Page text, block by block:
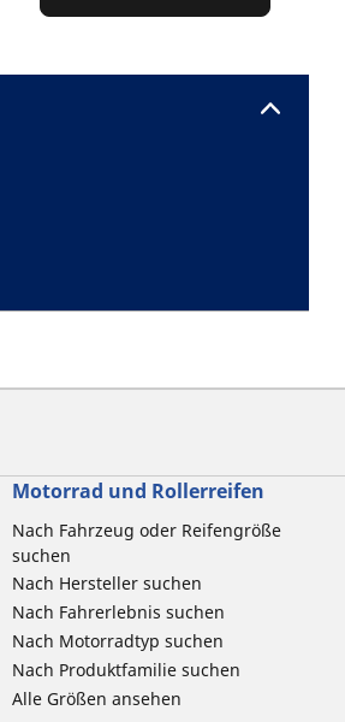
Motorrad und Rollerreifen
Nach Fahrzeug oder Reifengröße
suchen
Nach Hersteller suchen
Nach Fahrerlebnis suchen
Nach Motorradtyp suchen
Nach Produktfamilie suchen
Alle Größen ansehen